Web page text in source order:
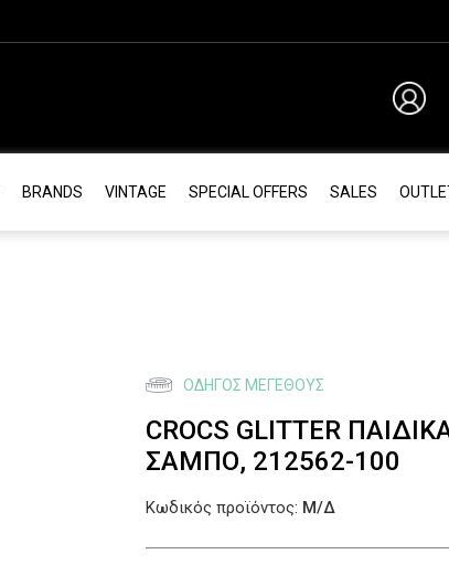
BRANDS VINTAGE SPECIAL OFFERS SALES
CROCS GLITTER
ΣΑΜΠΌ, 212562-100
ΟΔΗΓΌΣ ΜΕΓΈΘΟΥΣ
Κωδικός προϊόντος: Μ/Δ